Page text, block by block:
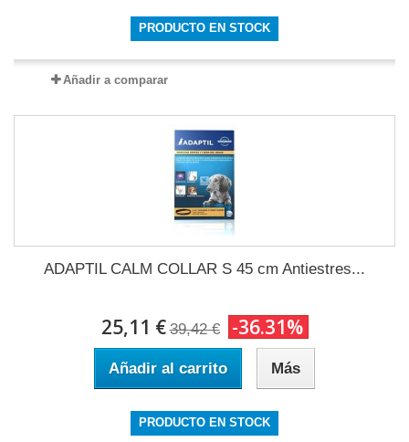
PRODUCTO EN STOCK
Añadir a comparar
ADAPTIL CALM COLLAR S 45 cm Antiestres...
25,11 € 39,42 € -36.31%
Añadir al carrito Más
PRODUCTO EN STOCK